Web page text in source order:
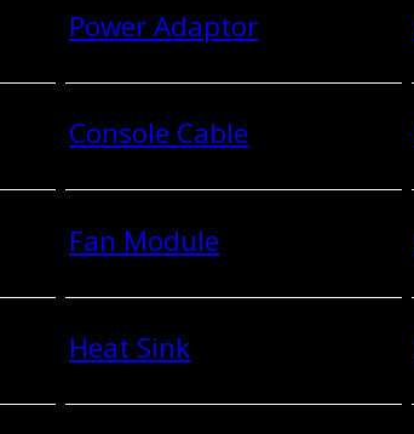
Power Adaptor
Console Cable
Fan Module
Heat Sink